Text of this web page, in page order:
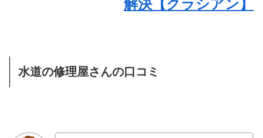
解決【クラシアン】
水道の修理屋さんの口コミ